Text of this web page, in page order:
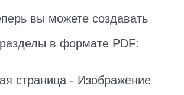
вы можете создавать
в формате PDF:
страница - Изображение